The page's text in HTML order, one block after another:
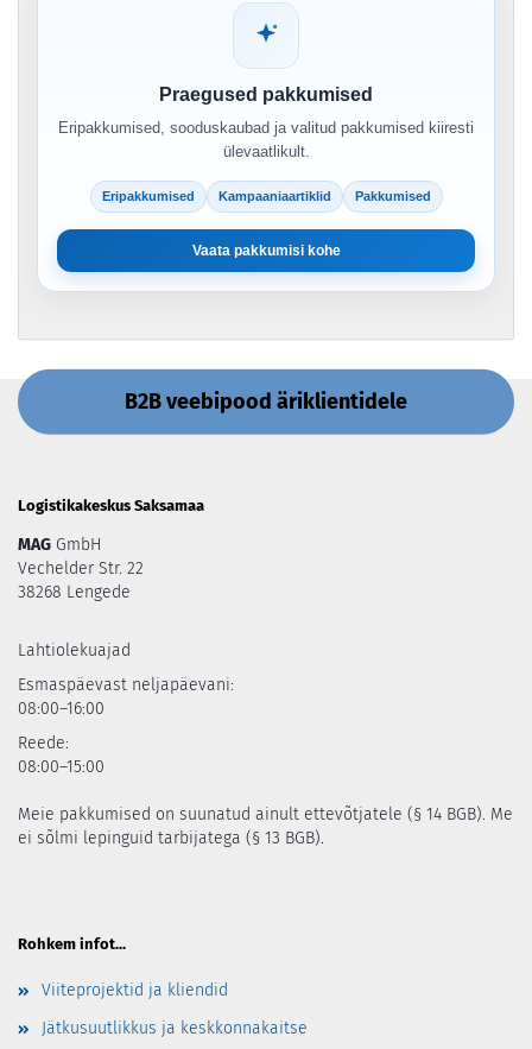
Praegused pakkumised
Eripakkumised, sooduskaubad ja valitud pakkumised kiiresti
ülevaatlikult.
Eripakkumised Kampaaniaartiklid Pakkumised
Vaata pakkumisi kohe
B2B veebipood äriklientidele
Logistikakeskus Saksamaa
MAG GmbH
Vechelder Str. 22
38268 Lengede
Lahtiolekuajad
Esmaspäevast neljapäevani:
08:00–16:00
Reede:
08:00–15:00
Meie pakkumised on suunatud ainult ettevõtjatele (§ 14 BGB). Me
ei sõlmi lepinguid tarbijatega (§ 13 BGB).
Rohkem infot...
Viiteprojektid ja kliendid
Jätkusuutlikkus ja keskkonnakaitse